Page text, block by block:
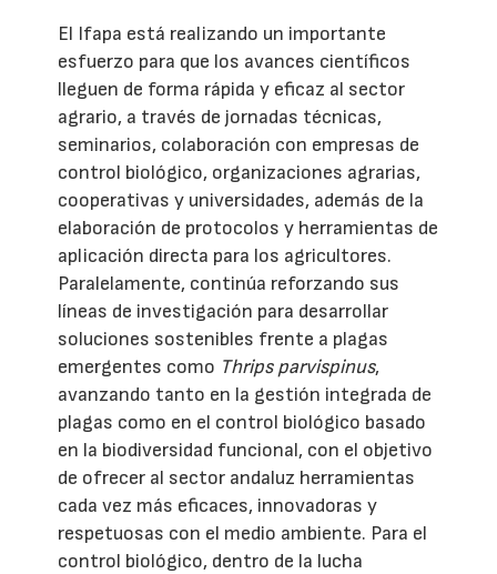
El Ifapa está realizando un importante
esfuerzo para que los avances científicos
lleguen de forma rápida y eficaz al sector
agrario, a través de jornadas técnicas,
seminarios, colaboración con empresas de
control biológico, organizaciones agrarias,
cooperativas y universidades, además de la
elaboración de protocolos y herramientas de
aplicación directa para los agricultores.
Paralelamente, continúa reforzando sus
líneas de investigación para desarrollar
soluciones sostenibles frente a plagas
emergentes como Thrips parvispinus,
avanzando tanto en la gestión integrada de
plagas como en el control biológico basado
en la biodiversidad funcional, con el objetivo
de ofrecer al sector andaluz herramientas
cada vez más eficaces, innovadoras y
respetuosas con el medio ambiente. Para el
control biológico, dentro de la lucha